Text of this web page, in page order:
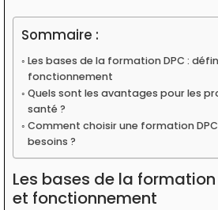
Sommaire :
Les bases de la formation DPC :
fonctionnement
Quels sont les avantages pour les
santé ?
Comment choisir une formation
besoins ?
Les bases de la
et fonctionnement